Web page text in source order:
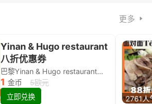
更多
Yinan & Hugo restaurant
八折优惠券
巴黎Yinan & Hugo restaurant除简餐类全场8折
1 金币
5欧元
立即兑换
2761人